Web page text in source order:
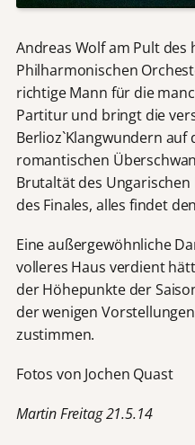
Andreas Wolf am Pult
Philharmonischen
richtige Mann für die
Partitur und bringt die
Berlioz`Klangwundern auf
romantischen
Brutaltät des Ungarischen
des Finales, alles findet
Eine außergewöhnliche
volleres Haus verdient
der Höhepunkte der
der wenigen
zustimmen.
Fotos von Jochen Quast
Martin Freitag 21.5.14